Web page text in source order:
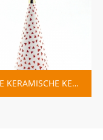
WITTE KERAMISCHE KERSTBOOM BLAUW EN ROOD